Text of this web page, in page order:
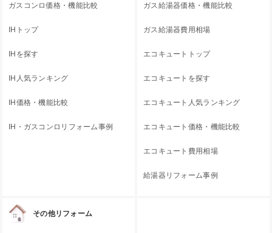
ガスコンロ価格・機能比較
IHトップ
IHを探す
IH人気ランキング
IH価格・機能比較
IH・ガスコンロリフォーム事例
ガス給湯器価格・機能比較
ガス給湯器費用相場
エコキュートトップ
エコキュートを探す
エコキュート人気ランキング
エコキュート価格・機能比較
エコキュート費用相場
給湯器リフォーム事例
その他リフォーム